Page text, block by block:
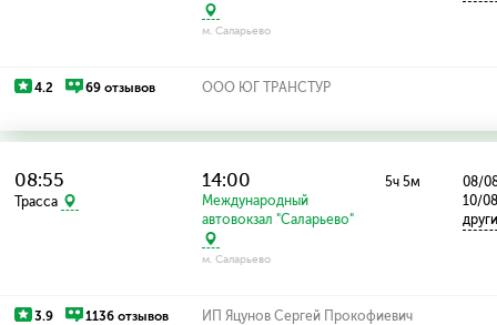
м. Саларьево
4.2 69 отзывов ООО ЮГ ТРАНСТУР
08:55
Трасса
14:00
Международный
автовокзал "Саларьево"
м. Саларьево
5ч 5м
08/
10/
3.9 1136 отзывов ИП Яцунов Сергей Прокофиевич